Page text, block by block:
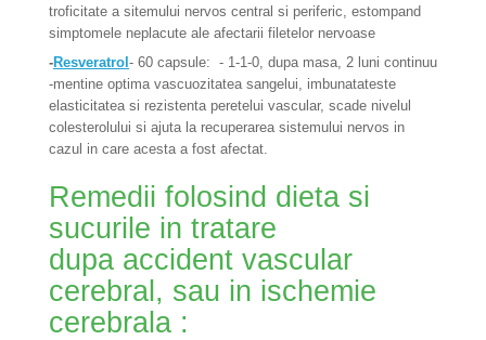
troficitate a sitemului nervos central si periferic, estompand
simptomele neplacute ale afectarii filetelor nervoase
-Resveratrol- 60 capsule: - 1-1-0, dupa masa, 2 luni continuu
-mentine optima vascuozitatea sangelui, imbunatateste
elasticitatea si rezistenta peretelui vascular, scade nivelul
colesterolului si ajuta la recuperarea sistemului nervos in
cazul in care acesta a fost afectat.
Remedii folosind dieta si
sucurile in tratare
dupa accident vascular
cerebral, sau in ischemie
cerebrala :